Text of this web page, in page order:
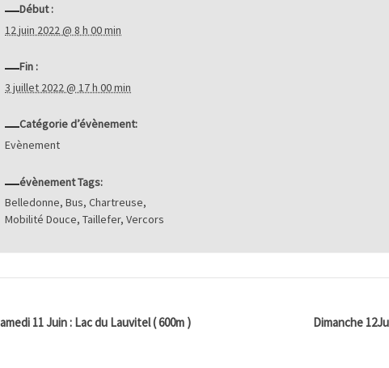
Début :
12 juin 2022 @ 8 h 00 min
Fin :
3 juillet 2022 @ 17 h 00 min
Catégorie d’évènement:
Evènement
évènement Tags:
Belledonne,Bus,Chartreuse,
Mobilité Douce,Taillefer,Vercors
11 Juin : Lac du Lauvitel ( 600m )
Dimanche